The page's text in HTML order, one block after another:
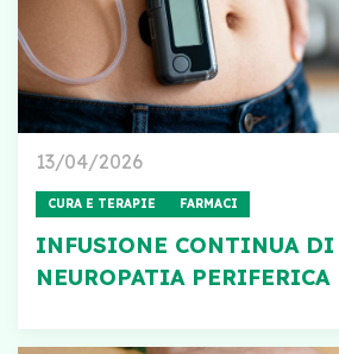
13/04/2026
CURA E TERAPIE FARMACI
INFUSIONE CONTINUA DI
NEUROPATIA PERIFERICA